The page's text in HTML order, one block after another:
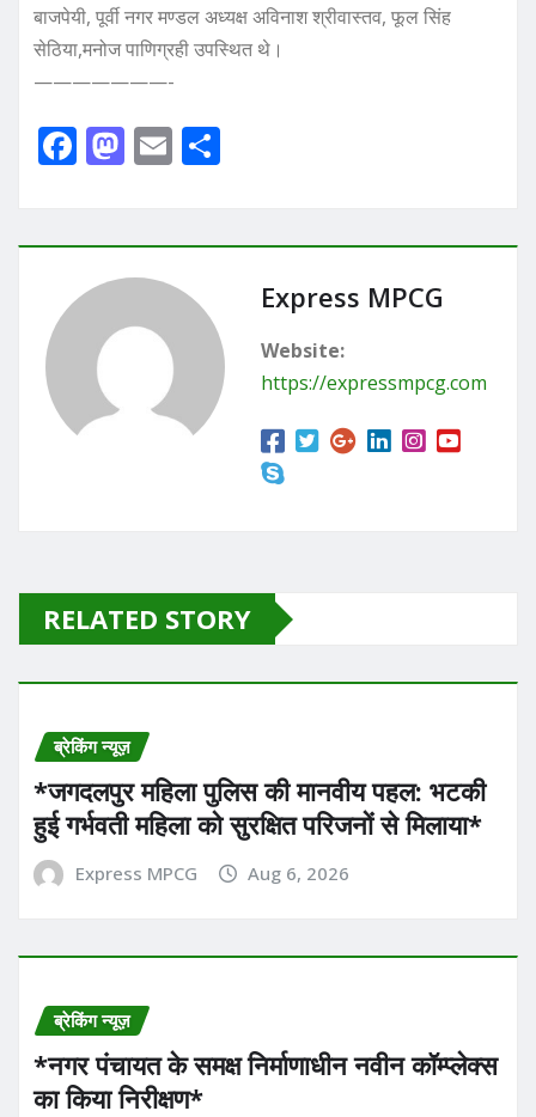
बाजपेयी, पूर्वी नगर मण्डल अध्यक्ष अविनाश श्रीवास्तव, फूल सिंह
सेठिया,मनोज पाणिग्रही उपस्थित थे।
———————-
F
e
b
o
k
M
o
o
E
l e
Express MPCG
Website:
https://expressmpcg.com
RELATED STORY
ब्रेकिंग न्यूज़
*​जगदलपुर महिला पुलिस की मानवीय पहल: भटकी
हुई गर्भवती महिला को सुरक्षित परिजनों से मिलाया*
Express MPCG Aug 6, 2026
ब्रेकिंग न्यूज़
*नगर पंचायत के समक्ष निर्माणाधीन नवीन कॉम्प्लेक्स
का किया निरीक्षण*